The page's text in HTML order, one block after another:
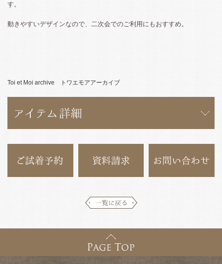
す。
動きやすいデザインなので、二次会でのご利用にもおすすめ。
Toi et Moi archive トワエモアアーカイブ